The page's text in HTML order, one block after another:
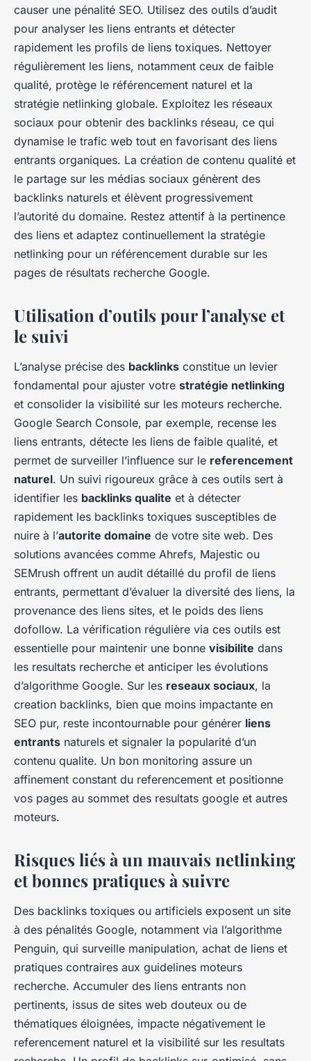
causer une pénalité SEO. Utilisez des outils d’audit
pour analyser les liens entrants et détecter
rapidement les profils de liens toxiques. Nettoyer
régulièrement les liens, notamment ceux de faible
qualité, protège le référencement naturel et la
stratégie netlinking globale. Exploitez les réseaux
sociaux pour obtenir des backlinks réseau, ce qui
dynamise le trafic web tout en favorisant des liens
entrants organiques. La création de contenu qualité et
le partage sur les médias sociaux génèrent des
backlinks naturels et élèvent progressivement
l’autorité du domaine. Restez attentif à la pertinence
des liens et adaptez continuellement la stratégie
netlinking pour un référencement durable sur les
pages de résultats recherche Google.
Utilisation d’outils pour l’analyse et
le suivi
L’analyse précise des backlinks constitue un levier
fondamental pour ajuster votre stratégie netlinking
et consolider la visibilité sur les moteurs recherche.
Google Search Console, par exemple, recense les
liens entrants, détecte les liens de faible qualité, et
permet de surveiller l’influence sur le referencement
naturel. Un suivi rigoureux grâce à ces outils sert à
identifier les backlinks qualite et à détecter
rapidement les backlinks toxiques susceptibles de
nuire à l’autorite domaine de votre site web. Des
solutions avancées comme Ahrefs, Majestic ou
SEMrush offrent un audit détaillé du profil de liens
entrants, permettant d’évaluer la diversité des liens, la
provenance des liens sites, et le poids des liens
dofollow. La vérification régulière via ces outils est
essentielle pour maintenir une bonne visibilite dans
les resultats recherche et anticiper les évolutions
d’algorithme Google. Sur les reseaux sociaux, la
creation backlinks, bien que moins impactante en
SEO pur, reste incontournable pour générer liens
entrants naturels et signaler la popularité d’un
contenu qualite. Un bon monitoring assure un
affinement constant du referencement et positionne
vos pages au sommet des resultats google et autres
moteurs.
Risques liés à un mauvais netlinking
et bonnes pratiques à suivre
Des backlinks toxiques ou artificiels exposent un site
à des pénalités Google, notamment via l’algorithme
Penguin, qui surveille manipulation, achat de liens et
pratiques contraires aux guidelines moteurs
recherche. Accumuler des liens entrants non
pertinents, issus de sites web douteux ou de
thématiques éloignées, impacte négativement le
referencement naturel et la visibilité sur les resultats